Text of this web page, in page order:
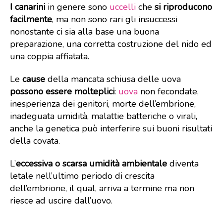
I canarini in genere sono uccelli che si riproducono
facilmente, ma non sono rari gli insuccessi
nonostante ci sia alla base una buona
preparazione, una corretta costruzione del nido ed
una coppia affiatata.
Le cause della mancata schiusa delle uova
possono essere molteplici: uova non fecondate,
inesperienza dei genitori, morte dell’embrione,
inadeguata umidità, malattie batteriche o virali,
anche la genetica può interferire sui buoni risultati
della covata.
L’eccessiva o scarsa umidità ambientale diventa
letale nell’ultimo periodo di crescita
dell’embrione, il qual, arriva a termine ma non
riesce ad uscire dall’uovo.